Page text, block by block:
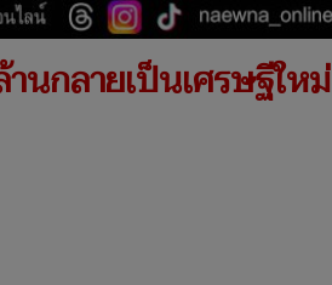
นกลายเป็นเศรษฐีใหม่